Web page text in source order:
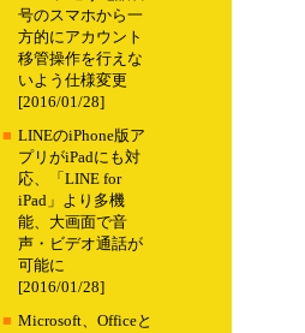
号のスマホから一
方的にアカウント
移管操作を行えな
いよう仕様変更
[2016/01/28]
■ LINEのiPhone版ア
プリがiPadにも対
応、「LINE for
iPad」より多機
能、大画面で音
声・ビデオ通話が
可能に
[2016/01/28]
■ Microsoft、Officeと